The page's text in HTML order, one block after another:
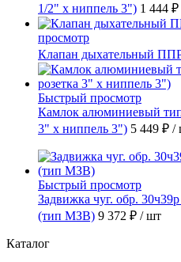
1/2" х ниппель 3") 1 444 ₽
просмотр
Клапан дыхательный
Быстрый просмотр
Камлок алюминиевый
3" х ниппель 3") 5 449 ₽ /
Быстрый просмотр
Задвижка чуг. обр.
(тип МЗВ) 9 372 ₽ / шт
Каталог